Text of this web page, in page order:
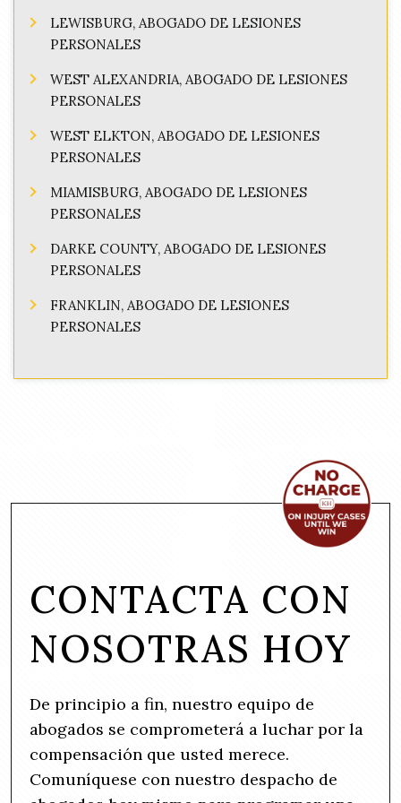
LEWISBURG, ABOGADO DE LESIONES
PERSONALES
WEST ALEXANDRIA, ABOGADO DE LESIONES
PERSONALES
WEST ELKTON, ABOGADO DE LESIONES
PERSONALES
MIAMISBURG, ABOGADO DE LESIONES
PERSONALES
DARKE COUNTY, ABOGADO DE LESIONES
PERSONALES
FRANKLIN, ABOGADO DE LESIONES
PERSONALES
CONTACTA CON
NOSOTRAS HOY
De principio a fin, nuestro equipo de
abogados se comprometerá a luchar por la
compensación que usted merece.
Comuníquese con nuestro despacho de